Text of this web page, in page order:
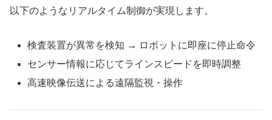
以下のようなリアルタイム制御が実現します。
検査装置が異常を検知 → ロボットに即座に停止命令
センサー情報に応じてラインスピードを即時調整
高速映像伝送による遠隔監視・操作